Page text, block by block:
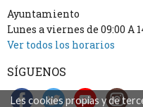
Les cookies propias y de
Ayuntamiento
Lunes a viernes de 09:00 A
Ver todos los horarios
SÍGUENOS